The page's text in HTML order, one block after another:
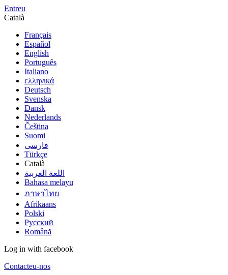
Entreu
Català
Français
Español
English
Português
Italiano
ελληνικά
Deutsch
Svenska
Dansk
Nederlands
Čeština
Suomi
فارسى
Türkçe
Català
اللغة العربية
Bahasa melayu
ภาษาไทย
Afrikaans
Polski
Русский
Română
Log in with facebook
Contacteu-nos